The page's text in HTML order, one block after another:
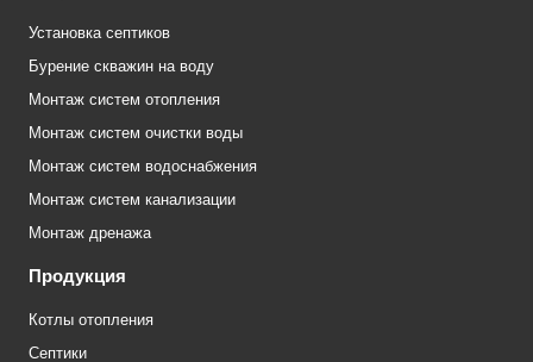
Установка септиков
Бурение скважин на воду
Монтаж систем отопления
Монтаж систем очистки воды
Монтаж систем водоснабжения
Монтаж систем канализации
Монтаж дренажа
Продукция
Котлы отопления
Септики